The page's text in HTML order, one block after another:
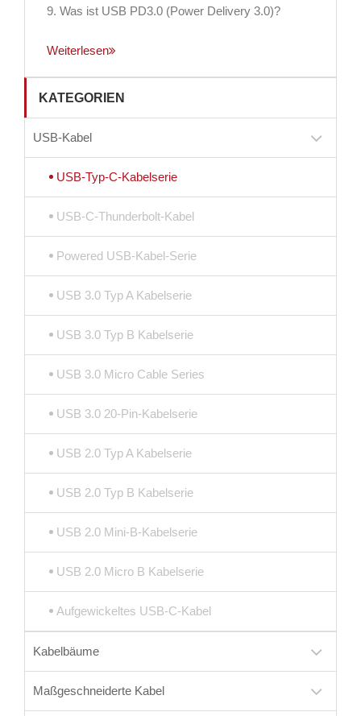
9. Was ist USB PD3.0 (Power Delivery 3.0)?
Weiterlesen
KATEGORIEN
USB-Kabel
USB-Typ-C-Kabelserie
USB-C-Thunderbolt-Kabel
Powered USB-Kabel-Serie
USB 3.0 Typ A Kabelserie
USB 3.0 Typ B Kabelserie
USB 3.0 Micro Cable Series
USB 3.0 20-Pin-Kabelserie
USB 2.0 Typ A Kabelserie
USB 2.0 Typ B Kabelserie
USB 2.0 Mini-B-Kabelserie
USB 2.0 Micro B Kabelserie
Aufgewickeltes USB-C-Kabel
Kabelbäume
Maßgeschneiderte Kabel